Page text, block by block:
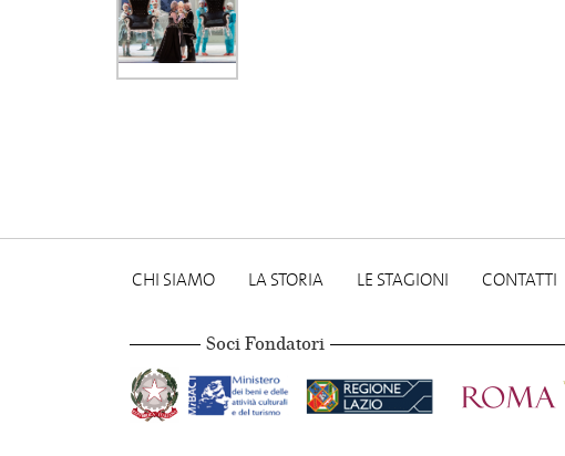
CHI SIAMO LA STORIA LE STAGIONI CONTATTI
Soci Fondatori